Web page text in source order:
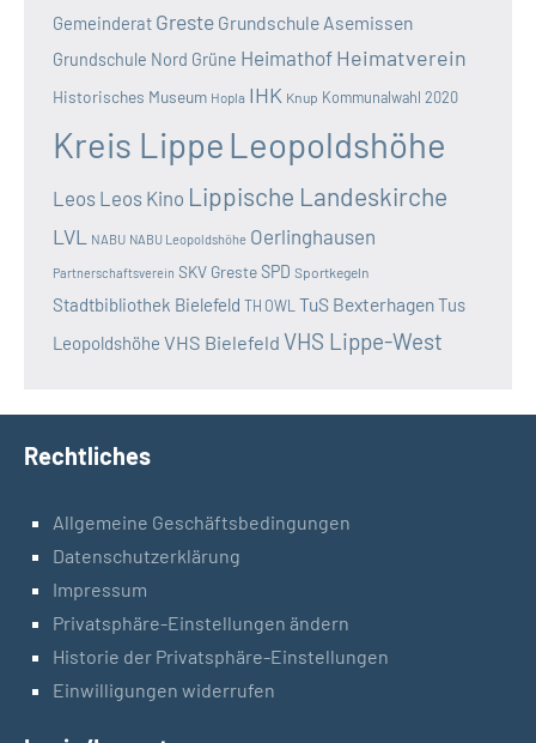
Gemeinderat Greste Grundschule Asemissen
Grundschule Nord Grüne Heimathof Heimatverein
Historisches Museum Hopla IHK Knup Kommunalwahl 2020
Kreis Lippe Leopoldshöhe
Leos Leos Kino Lippische Landeskirche
LVL NABU NABU Leopoldshöhe Oerlinghausen
Partnerschaftsverein SKV GresteSPD Sportkegeln
Stadtbibliothek Bielefeld TH OWL TuS BexterhagenTus
Leopoldshöhe VHS Bielefeld VHS Lippe-West
Rechtliches
Allgemeine Geschäftsbedingungen
Datenschutzerklärung
Impressum
Privatsphäre-Einstellungen ändern
Historie der Privatsphäre-Einstellungen
Einwilligungen widerrufen